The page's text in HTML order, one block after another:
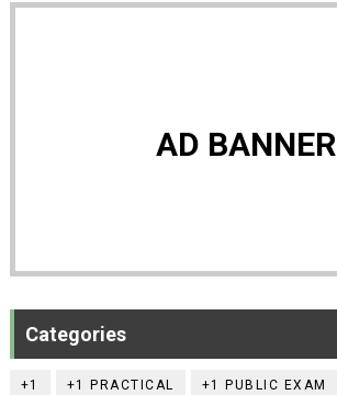
AD BANNER
Categories
+1 +1 PRACTICAL +1 PUBLIC EXAM